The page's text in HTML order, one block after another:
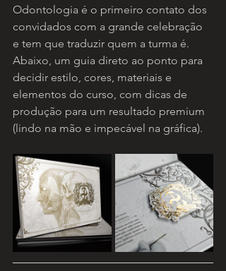
Odontologia é o primeiro contato dos
convidados com a grande celebração
e tem que traduzir quem a turma é.
Abaixo, um guia direto ao ponto para
decidir estilo, cores, materiais e
elementos do curso, com dicas de
produção para um resultado premium
(lindo na mão e impecável na gráfica).